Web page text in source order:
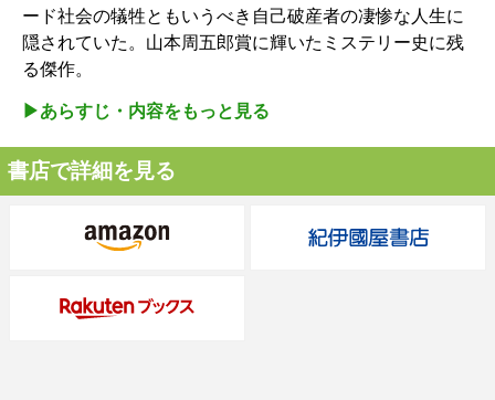
ード社会の犠牲ともいうべき自己破産者の凄惨な人生に
隠されていた。山本周五郎賞に輝いたミステリー史に残
る傑作。
▶︎あらすじ・内容をもっと見る
書店で詳細を見る